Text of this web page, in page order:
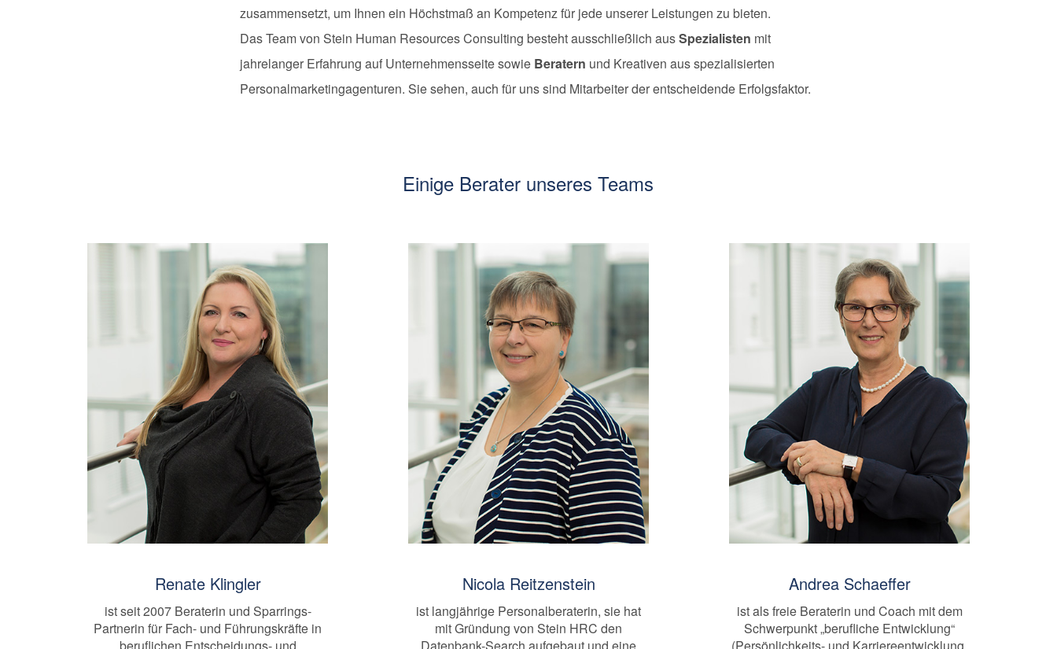
zusammensetzt, um Ihnen ein Höchstmaß an Kompetenz für jede unserer Leistungen zu bieten.
Das Team von Stein Human Resources Consulting besteht ausschließlich ausSpezialisten mit
jahrelanger Erfahrung auf Unternehmensseite sowie Beratern und Kreativen aus spezialisierten
Personalmarketingagenturen. Sie sehen, auch für uns sind Mitarbeiter der entscheidende Erfolgsfaktor.
Einige Berater unseres Teams
Renate Klingler
ist seit 2007 Beraterin und Sparrings-
Partnerin für Fach- und Führungskräfte in
Nicola Reitzenstein
ist langjährige Personalberaterin, sie hat
mit Gründung von Stein HRC den
Andrea Schaeffer
ist als freie Beraterin und Coach mit dem
Schwerpunkt „berufliche Entwicklung“